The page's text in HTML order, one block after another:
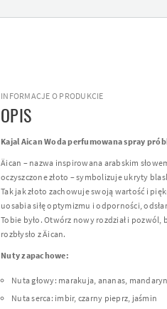
INFORMACJE O PRODUKCIE
OPIS
Kajal Aican Woda perfumowana spray
Äican – nazwa inspirowana arabskim
oczyszczone złoto – symbolizuje ukryty
Tak jak złoto zachowuje swoją wartość i
uosabia siłę optymizmu i odporności,
Tobie było. Otwórz nowy rozdział i pozwól,
rozbłysło z Äican.
Nuty zapachowe:
Nuta głowy: marakuja, ananas,
Nuta serca: imbir, czarny pieprz, jaśmin